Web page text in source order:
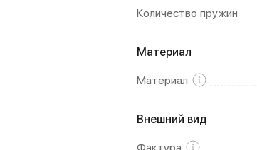
Количество пружин
Материал
Материал
Внешний вид